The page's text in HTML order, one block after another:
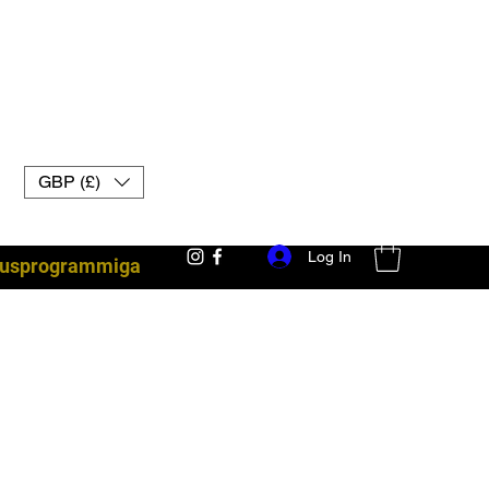
GBP (£)
Log In
võitlusvarustus Ühendkuningriigi muay thai kindad